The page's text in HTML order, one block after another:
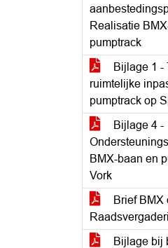
Realisatie
pumptrack
Bijlage 1 -
ruimtelijke
pumptrack op
Bijlage 4 -
BMX-baan en
Vork
Brief BMX
Bijlage bij